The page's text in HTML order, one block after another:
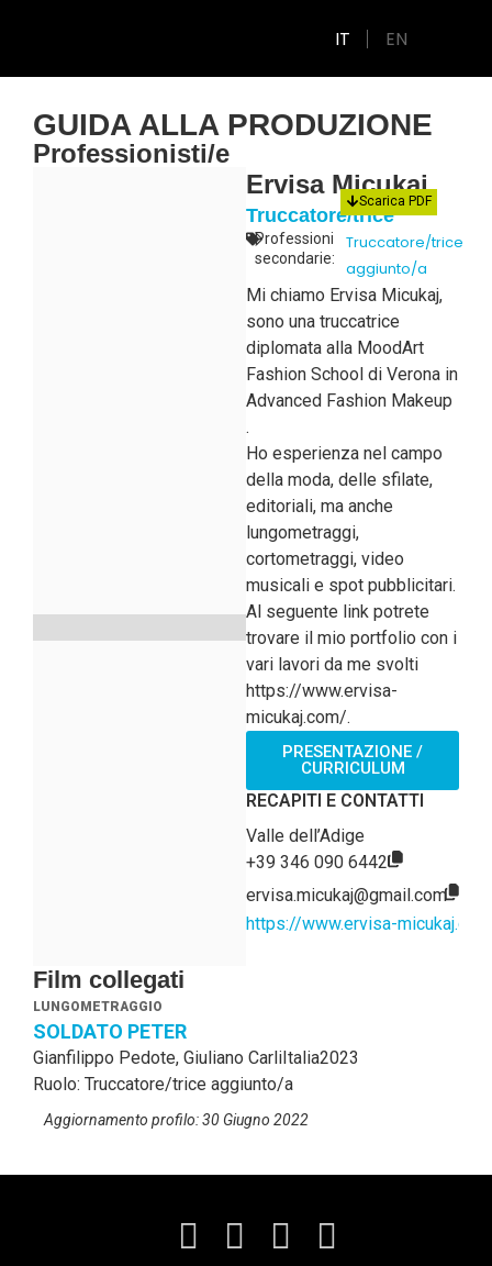
IT EN
GUIDA ALLA PRODUZIONE
Professionisti/e
Scarica PDF
Ervisa Micukaj
Truccatore/trice
Professioni
secondarie:
Truccatore/trice
aggiunto/a
Mi chiamo Ervisa Micukaj,
sono una truccatrice
diplomata alla MoodArt
Fashion School di Verona in
Advanced Fashion Makeup
.
Ho esperienza nel campo
della moda, delle sfilate,
editoriali, ma anche
lungometraggi,
cortometraggi, video
musicali e spot pubblicitari.
Al seguente link potrete
trovare il mio portfolio con i
vari lavori da me svolti
https://www.ervisa-
micukaj.com/.
PRESENTAZIONE /
CURRICULUM
RECAPITI E CONTATTI
Valle dell’Adige
+39 346 090 6442
ervisa.micukaj@gmail.com
https://www.ervisa-
Film collegati
LUNGOMETRAGGIO
SOLDATO PETER
Gianfilippo Pedote, Giuliano CarliItalia2023
Ruolo: Truccatore/trice aggiunto/a
Aggiornamento profilo: 30 Giugno 2022